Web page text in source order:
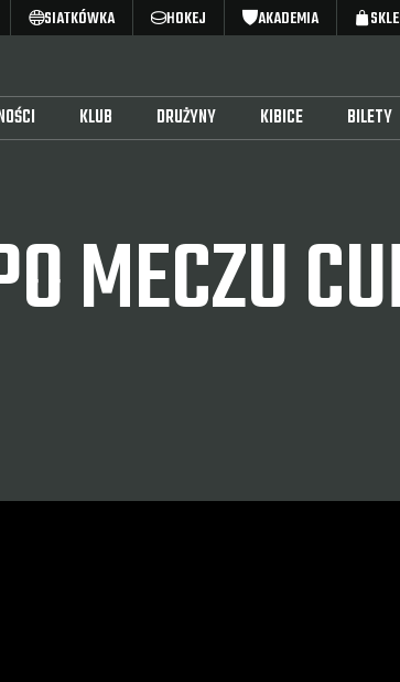
SIATKÓWKA HOKEJ AKADEMIA
KLUB DRUŻYNY KIBICE BILETY
MECZU